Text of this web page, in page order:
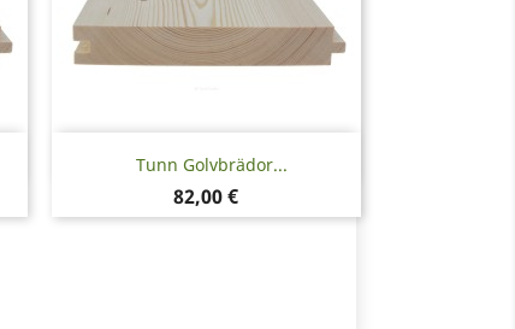
Tunn Golvbrädor...
Pris
82,00 €
 Snabbvy